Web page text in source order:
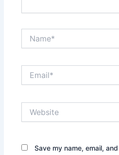
Save my name, email,